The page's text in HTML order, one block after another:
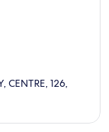
CENTRE, 126,